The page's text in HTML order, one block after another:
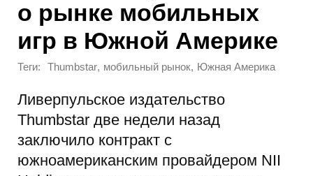
о рынке мобильных
игр в Южной Америке
Теги: Thumbstar, мобильный рынок, Южная Америка
Ливерпульское издательство
Thumbstar две недели назад
заключило контракт с
южноамериканским провайдером NII